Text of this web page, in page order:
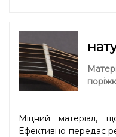
Міцний матеріал,
Ефективно передає